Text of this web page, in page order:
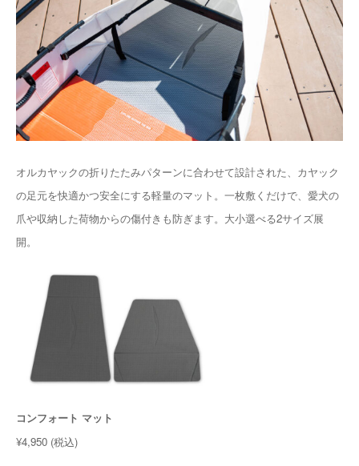
オルカヤックの折りたたみパターンに合わせて設計された、カヤック
の足元を快適かつ安全にする軽量のマット。一枚敷くだけで、愛犬の
爪や収納した荷物からの傷付きも防ぎます。大小選べる2サイズ展
開。
コンフォート マット
¥4,950 (税込)